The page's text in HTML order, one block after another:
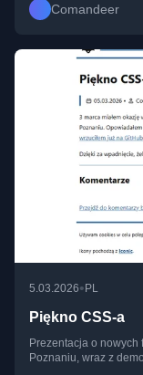
Comandeer
5.03.2026• PL
Piękno CSS-a
Prezentacja o nowych
Poznaniu, wraz z